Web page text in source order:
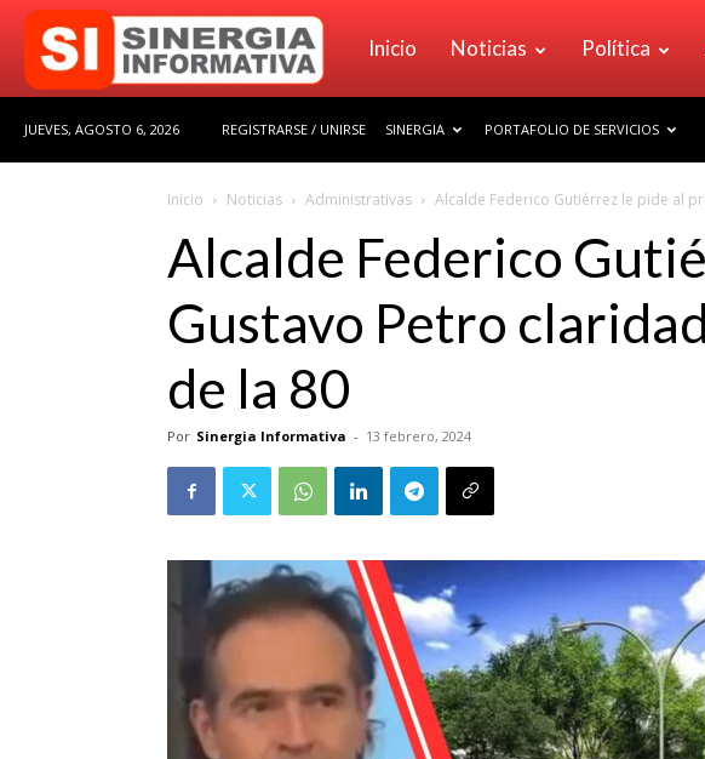
Sinergia
Inicio Noticias Política
JUEVES, AGOSTO 6, 2026 REGISTRARSE / UNIRSE SINERGIA PORTAFOLIO DE SERVICIOS
Inicio Noticias Administrativas Alcalde Federico Gutiérrez le pide al
Alcalde Federico
Gustavo Petro
de la 80
Por Sinergia Informativa - 13 febrero, 2024